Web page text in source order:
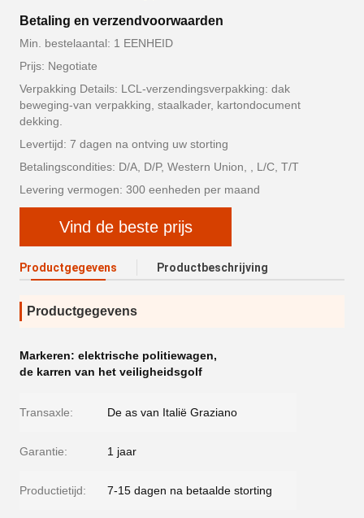
Betaling en verzendvoorwaarden
Min. bestelaantal: 1 EENHEID
Prijs: Negotiate
Verpakking Details: LCL-verzendingsverpakking: dak
beweging-van verpakking, staalkader, kartondocument
dekking.
Levertijd: 7 dagen na ontving uw storting
Betalingscondities: D/A, D/P, Western Union, , L/C, T/T
Levering vermogen: 300 eenheden per maand
Vind de beste prijs
Productgegevens Productbeschrijving
Productgegevens
Markeren: elektrische politiewagen,
de karren van het veiligheidsgolf
Transaxle: De as van Italië Graziano
Garantie: 1 jaar
Productietijd: 7-15 dagen na betaalde storting